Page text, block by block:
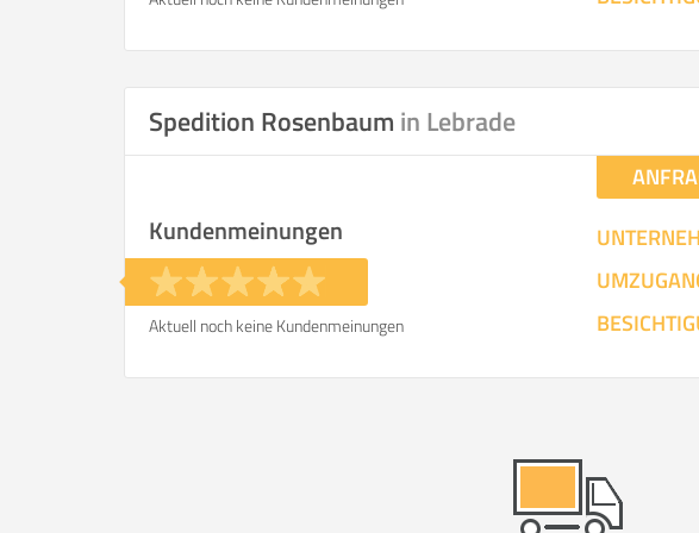
Spedition Rosenbaum in Lebrade
Kundenmeinungen
Aktuell noch keine Kundenmeinungen